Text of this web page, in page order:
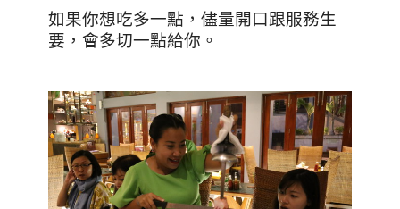
如果你想吃多一點，儘量開口跟服務生
要，會多切一點給你。